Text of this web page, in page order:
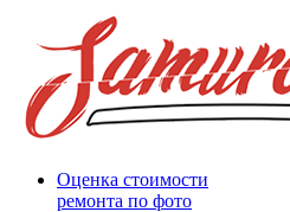
Оценка стоимости
ремонта по фото